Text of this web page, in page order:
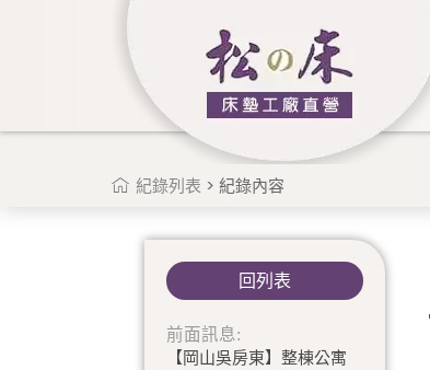
紀錄列表 > 紀錄內容
回列表
前面訊息:
【岡山吳房東】整棟公寓